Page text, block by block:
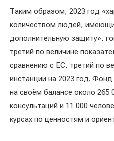
Таким образом, 2023 год
количеством людей,
дополнительную защиту»,
третий по величине
сравнению с ЕС, третий по
инстанции на 2023 год. Фонд
на своём балансе около 265
консультаций и 11 000
курсах по ценностям и